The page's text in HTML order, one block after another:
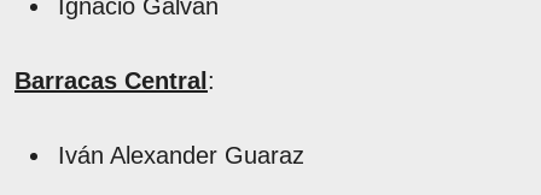
Ignacio Galván
Barracas Central :
Iván Alexander Guaraz